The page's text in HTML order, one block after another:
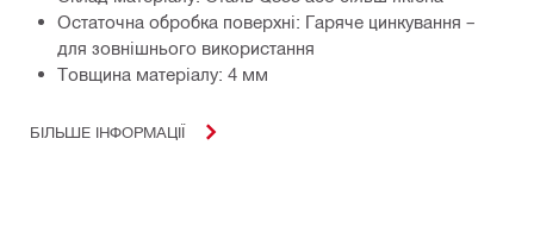
Остаточна обробка поверхні: Гаряче цинкування –
для зовнішнього використання
Товщина матеріалу: 4 мм
БІЛЬШЕ ІНФОРМАЦІЇ